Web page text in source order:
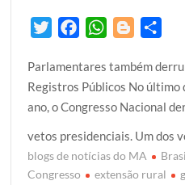
i
t
t
e
r
c
e
b
o
o
k
W
a
t
s
A
p
p
o
g
g
e
r
a
r
e
Parlamentares também
Registros Públicos No último
ano, o Congresso Nacional
vetos presidenciais. Um dos
blogs de notícias do MA
Congresso
extensão rural